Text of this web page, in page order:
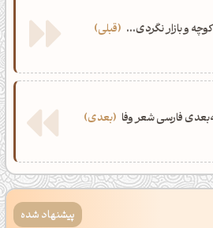
و بازار نگردی... قبلی
فارسی شعر وفا بعدی
پیشنهاد شده